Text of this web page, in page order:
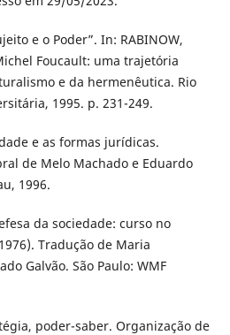
e o Poder”. In: RABINOW,
Foucault: uma trajetória
e da hermenêutica. Rio
1995. p. 231-249.
e as formas jurídicas.
de Melo Machado e Eduardo
1996.
da sociedade: curso no
Tradução de Maria
Galvão. São Paulo: WMF
poder-saber. Organização de